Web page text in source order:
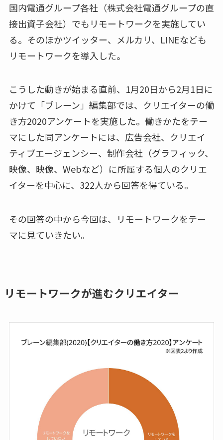
国内電通グループ各社（株式会社電通グループの直
接出資子会社）でもリモートワークを実施してい
る。そのほかツイッター、メルカリ、LINEなども
リモートワークを導入した。
こうした動きが始まる直前、1月20日から2月1日に
かけて「ブレーン」編集部では、クリエイターの働
き方2020アンケートを実施した。働きかたをテー
マにした同アンケートには、広告会社、クリエイ
ティブエージェンシー、制作会社（グラフィック、
映像、映像、Webなど）に所属する個人のクリエ
イターを中心に、322人から回答を得ている。
その回答の中から今回は、リモートワークをテー
マに見ていきたい。
リモートワークが進むクリエイター